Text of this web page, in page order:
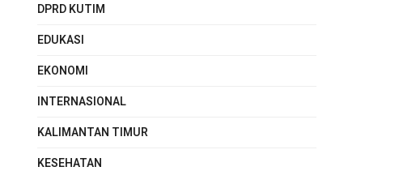
DPRD KUTIM
EDUKASI
EKONOMI
INTERNASIONAL
KALIMANTAN TIMUR
KESEHATAN